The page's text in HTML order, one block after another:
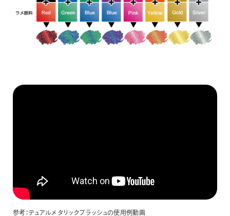
参考：デュアルメタリックブラッシュの使用例動画